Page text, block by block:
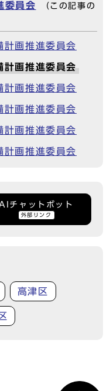
委員会
（この記事の
画推進委員会
画推進委員会
画推進委員会
画推進委員会
画推進委員会
画推進委員会
チャットボット
外部リンク
高津区